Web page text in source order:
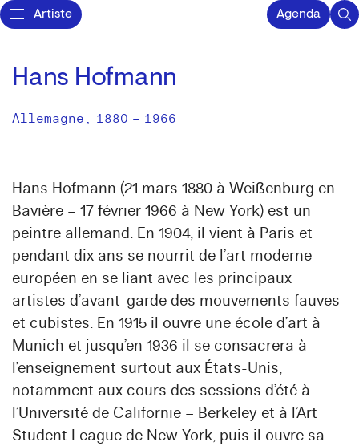
Artiste Agenda
Hans Hofmann
Allemagne , 1880 – 1966
Hans Hofmann (21 mars 1880 à Weißenburg en
Bavière – 17 février 1966 à New York) est un
peintre allemand. En 1904, il vient à Paris et
pendant dix ans se nourrit de l’art moderne
européen en se liant avec les principaux
artistes d’avant-garde des mouvements fauves
et cubistes. En 1915 il ouvre une école d’art à
Munich et jusqu’en 1936 il se consacrera à
l’enseignement surtout aux États-Unis,
notamment aux cours des sessions d’été à
l’Université de Californie – Berkeley et à l’Art
Student League de New York, puis il ouvre sa